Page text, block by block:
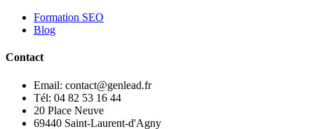
Formation SEO
Blog
Contact
Email: contact@genlead.fr
Tél: 04 82 53 16 44
20 Place Neuve
69440 Saint-Laurent-d'Agny